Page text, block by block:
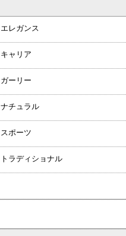
エレガンス
キャリア
ガーリー
ナチュラル
スポーツ
トラディショナル